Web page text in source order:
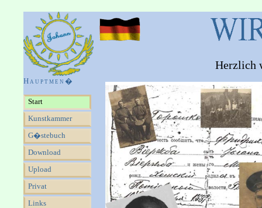
Herzlich
Hauptmen�
Start
Kunstkammer
G�stebuch
Download
Upload
Privat
Links